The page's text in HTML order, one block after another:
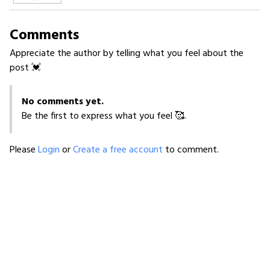
Comments
Appreciate the author by telling what you feel about the
post 💓
No comments yet.
Be the first to express what you feel 🥰.
PleaseLoginorCreate a free account to comment.